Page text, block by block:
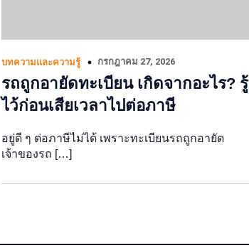
บทความและความรู้ กรกฎาคม 27, 2026
รถถูกอายัดทะเบียน เกิดจากอะไร? รู้
ไว้ก่อนเสียเวลาไปต่อภาษี
อยู่ดี ๆ ต่อภาษีไม่ได้ เพราะทะเบียนรถถูกอายัด
เจ้าของรถ […]